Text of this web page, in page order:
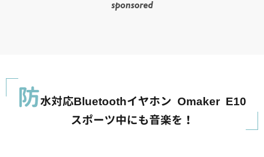
sponsored
防水対応Bluetoothイヤホン Omaker E10
スポーツ中にも音楽を！